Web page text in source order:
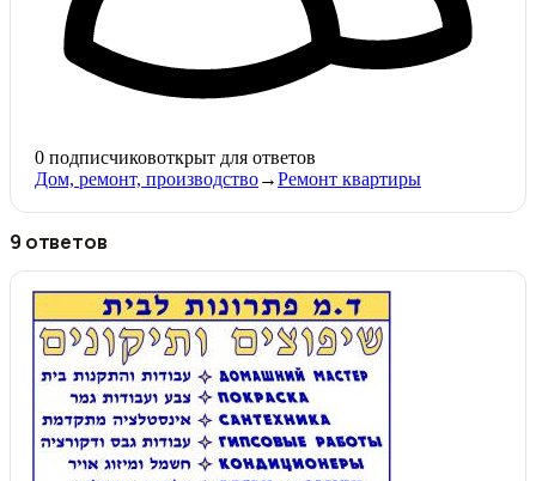
0 подписчиковоткрыт для ответов
Дом, ремонт, производство→Ремонт квартиры
9 ответов